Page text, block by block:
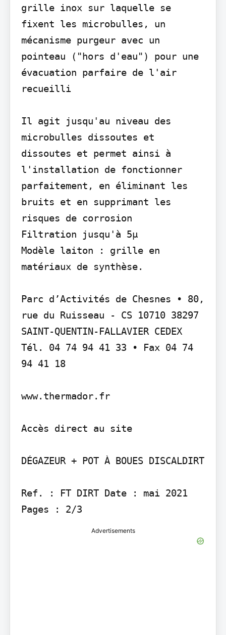
grille inox sur laquelle se
fixent les microbulles, un
mécanisme purgeur avec un
pointeau ("hors d'eau") pour une
évacuation parfaire de l'air
recueilli
Il agit jusqu'au niveau des
microbulles dissoutes et
dissoutes et permet ainsi à
l'installation de fonctionner
parfaitement, en éliminant les
bruits et en supprimant les
risques de corrosion
Filtration jusqu'à 5µ
Modèle laiton : grille en
matériaux de synthèse.
Parc d’Activités de Chesnes • 80,
rue du Ruisseau - CS 10710 38297
SAINT-QUENTIN-FALLAVIER CEDEX
Tél. 04 74 94 41 33 • Fax 04 74
94 41 18
www.thermador.fr
Accès direct au site
DÉGAZEUR + POT À BOUES DISCALDIRT
Ref. : FT DIRT Date : mai 2021
Pages : 2/3
Advertisements